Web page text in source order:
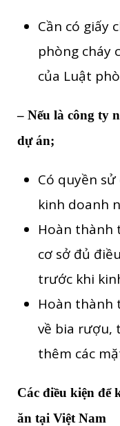
Cần có giấy
phòng cháy
của Luật
– Nếu là công ty
dự án;
Có quyền
kinh doanh
Hoàn thành
cơ sở đủ
trước khi
Hoàn thành
về bia rượu,
thêm các
Các điều kiện để
ăn tại Việt Nam